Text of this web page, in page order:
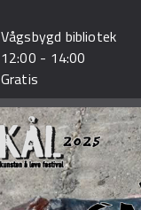
Vågsbygd bibliotek
12:00 - 14:00
Gratis